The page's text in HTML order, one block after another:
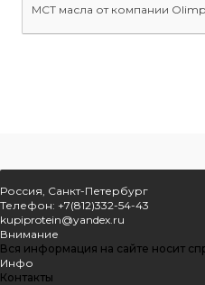
МСТ масла от компании Olimp.
Россия, Санкт-Петербург
Телефон: +7(812)332-54-43
kupiprotein@yandex.ru
Внимание
Вся информация на сайте носит
Инфо
Контакты